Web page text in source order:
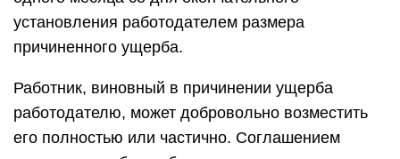
установления работодателем размера
причиненного ущерба.
Работник, виновный в причинении ущерба
работодателю, может добровольно возместить
его полностью или частично. Соглашением